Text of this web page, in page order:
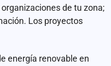
de tu zona;
Los proyectos
energía renovable en